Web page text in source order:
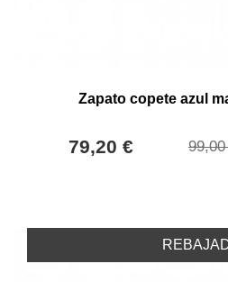
Zapato copete azul
79,20 €